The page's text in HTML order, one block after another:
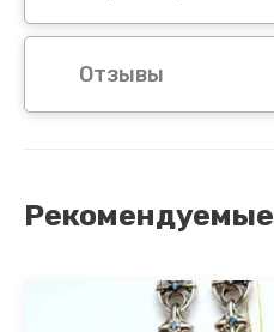
Отзывы
Рекомендуемые